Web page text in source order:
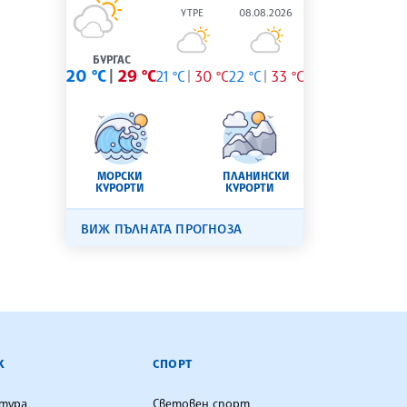
БУРГАС
20 °C 29 °C
УТРЕ
21 °C 30 °C
08.08.2026
22 °C 33 °C
МОРСКИ
КУРОРТИ
ПЛАНИНСКИ
КУРОРТИ
ВИЖ ПЪЛНАТА ПРОГНОЗА
СПОРТ
Световен спорт